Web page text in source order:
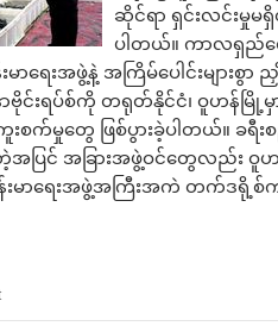
ဆိုင်ရာ ရှင်းလင်းမှုမရှိ
ပါတယ်။ ကာလရှည်စ
ာရေးအဖွဲ့နဲ့ အကြိမ်ပေါင်းများစွ
ရပ်စ်ကို တရုတ်နိုင်ငံ၊ ဝူဟန်မြို့မှာ
က်မှုတွေ ဖြစ်ပွားခဲ့ပါတယ်။ ခရီး
ပြင် အခြားအဖွဲ့ဝင်တွေလည်း ဝူဟ
းမာရေးအဖွဲ့အကြီးအကဲ တက်ဒရို့စ်